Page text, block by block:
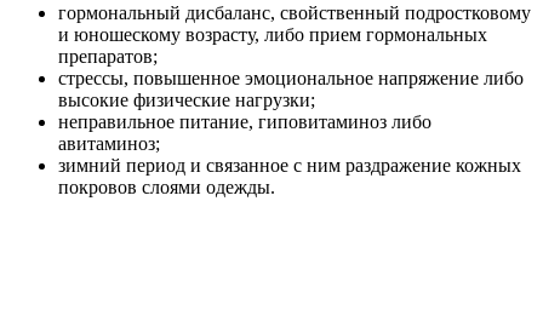
гормональный дисбаланс, свойственный подростковому
и юношескому возрасту, либо прием гормональных
препаратов;
стрессы, повышенное эмоциональное напряжение либо
высокие физические нагрузки;
неправильное питание, гиповитаминоз либо
авитаминоз;
зимний период и связанное с ним раздражение кожных
покровов слоями одежды.